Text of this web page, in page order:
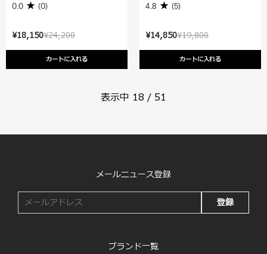
¥24,200
¥18,150
カートに入れる
0.0 (0)
¥19,800
¥14,850
カートに入れる
4.8 (5)
表示中 18 / 51
メールニュース登録
登録
ブランド一覧